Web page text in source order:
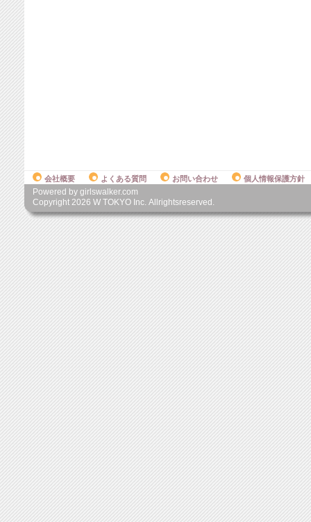
会社概要 よくある質問 お問い合わせ 個人情報保護方針
Powered by girlswalker.com
Copyright 2026 W TOKYO Inc. Allrightsreserved.